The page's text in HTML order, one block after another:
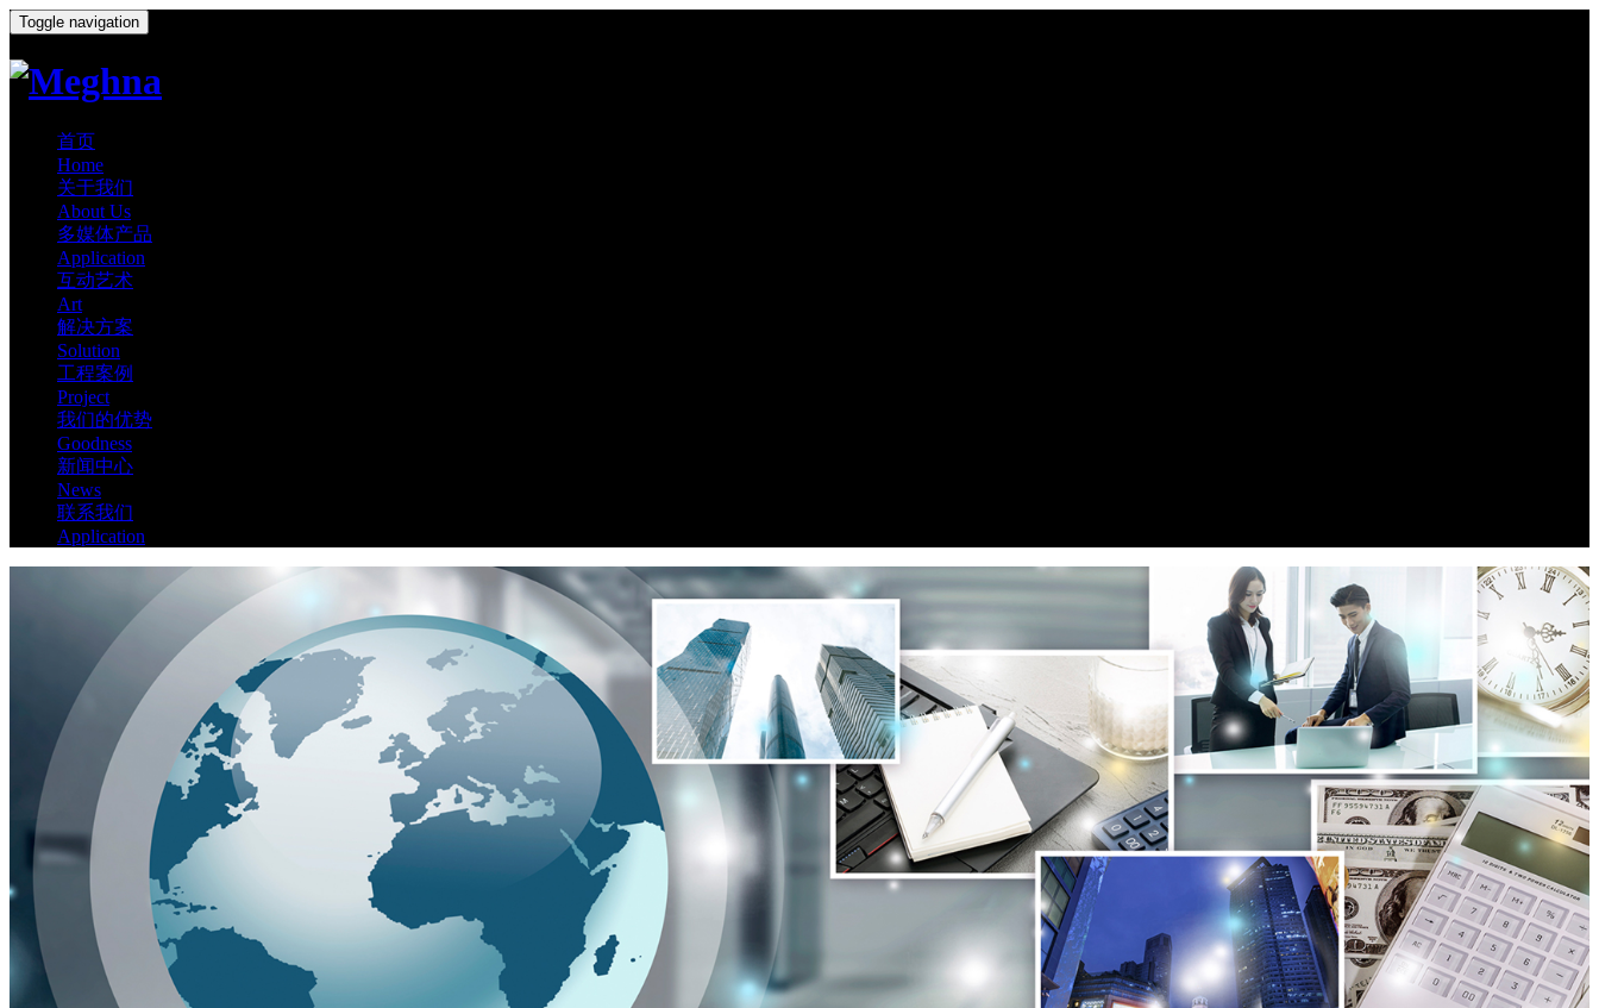
Toggle navigation
首页
Home
关于我们
About Us
多媒体产品
Application
互动艺术
Art
解决方案
Solution
工程案例
Project
我们的优势
Goodness
新闻中心
News
联系我们
Application